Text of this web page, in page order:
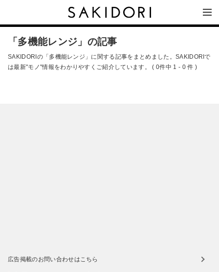
「多機能レンジ」の記事
SAKIDORIの「多機能レンジ」に関する記事をまとめました。SAKIDORIで
は最新"モノ"情報をわかりやすくご紹介しています。 ( 0件中 1 - 0 件 )
広告掲載のお問い合わせはこちら